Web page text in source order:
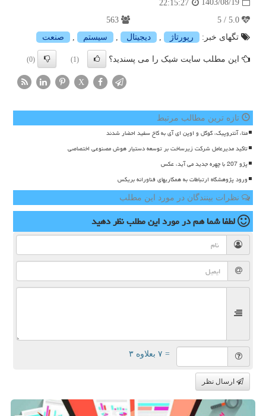
1403/08/19
22:15:27
تگهای خبر:
رپورتاژ , دیجیتال , سیستم , صنعت
این مطلب سایت شیک را می پسندید؟ (1)
(0)
X
تازه ترین مطالب مرتبط
متا، آنتروپیک، گوگل و اوپن ای آی به کاخ سفید احضار شدند
تاکید مدیرعامل شرکت زیرساخت بر توسعه دستیار هوش مصنوعی اختصاصی
پژو 207 با چهره جدید می آید، عکس
ورود پژوهشگاه ارتباطات به همکاریهای فناورانه بریکس
نظرات بینندگان در مورد این مطلب
لطفا شما همدر مورد این مطلبنظر دهید
= ۷ بعلاوه ۳
ارسال نظر